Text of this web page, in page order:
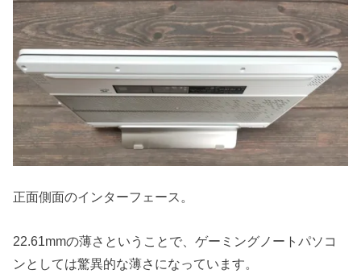
正面側面のインターフェース。
22.61mmの薄さということで、ゲーミングノートパソコ
ンとしては驚異的な薄さになっています。